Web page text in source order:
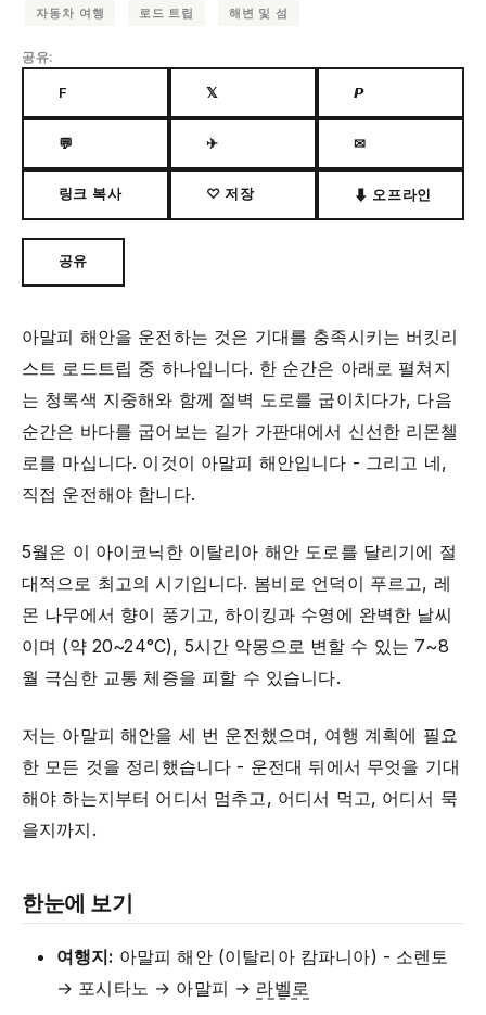
자동차 여행 로드 트립 해변 및 섬
공유:
F 𝕏 𝙋
💬 ✈ ✉
링크 복사 ♡ 저장 ⬇ 오프라인
공유
아말피 해안을 운전하는 것은 기대를 충족시키는 버킷리
스트 로드트립 중 하나입니다. 한 순간은 아래로 펼쳐지
는 청록색 지중해와 함께 절벽 도로를 굽이치다가, 다음
순간은 바다를 굽어보는 길가 가판대에서 신선한 리몬첼
로를 마십니다. 이것이 아말피 해안입니다 - 그리고 네,
직접 운전해야 합니다.
5월은 이 아이코닉한 이탈리아 해안 도로를 달리기에 절
대적으로 최고의 시기입니다. 봄비로 언덕이 푸르고, 레
몬 나무에서 향이 풍기고, 하이킹과 수영에 완벽한 날씨
이며 (약 20~24°C), 5시간 악몽으로 변할 수 있는 7~8
월 극심한 교통 체증을 피할 수 있습니다.
저는 아말피 해안을 세 번 운전했으며, 여행 계획에 필요
한 모든 것을 정리했습니다 - 운전대 뒤에서 무엇을 기대
해야 하는지부터 어디서 멈추고, 어디서 먹고, 어디서 묵
을지까지.
한눈에 보기
여행지: 아말피 해안 (이탈리아 캄파니아) - 소렌토
→ 포시타노 → 아말피 → 라벨로